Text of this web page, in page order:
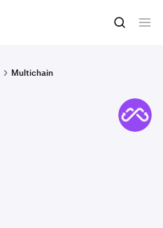
Multichain
Kup MULTI
MULTI